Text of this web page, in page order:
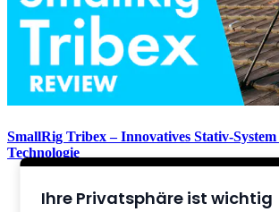
SmallRig Tribex – Innovatives Stativ-
Technologie
Testbericht
Ihre Privatsphäre ist wichtig